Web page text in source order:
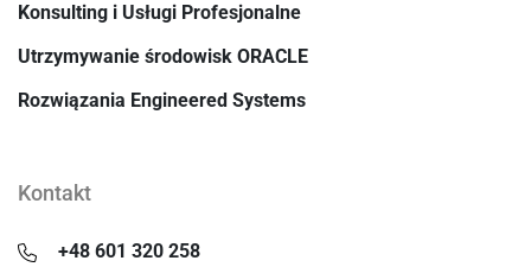
Konsulting i Usługi Profesjonalne
Utrzymywanie środowisk ORACLE
Rozwiązania Engineered Systems
Kontakt
+48 601 320 258